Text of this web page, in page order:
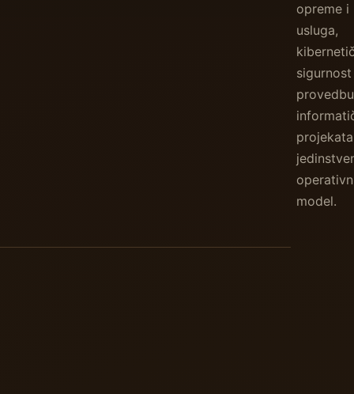
opreme i
usluga,
provedbu
model.